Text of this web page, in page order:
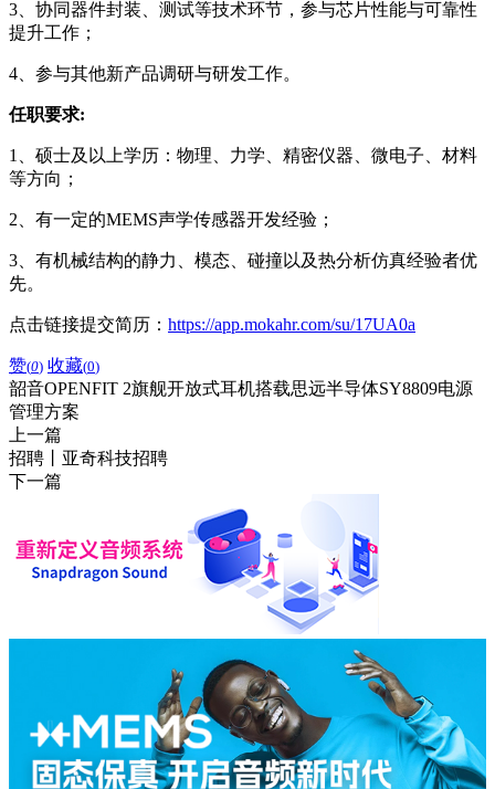
3、协同器件封装、测试等技术环节，参与芯片性能与可靠性
提升工作；
4、参与其他新产品调研与研发工作。
任职要求:
1、硕士及以上学历：物理、力学、精密仪器、微电子、材料
等方向；
2、有一定的MEMS声学传感器开发经验；
3、有机械结构的静力、模态、碰撞以及热分析仿真经验者优
先。
点击链接提交简历： https://app.mokahr.com/su/17UA0a
赞(0) 收藏(0)
韶音OPENFIT 2旗舰开放式耳机搭载思远半导体SY8809电源
管理方案
上一篇
招聘丨亚奇科技招聘
下一篇